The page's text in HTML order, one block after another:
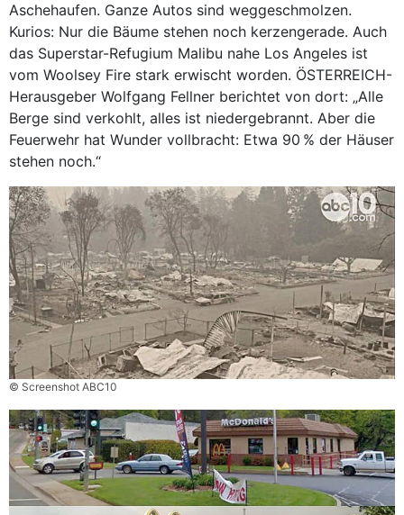
Aschehaufen. Ganze Autos sind weggeschmolzen.
Kurios: Nur die Bäume stehen noch kerzengerade. Auch
das Superstar-Refugium Malibu nahe Los Angeles ist
vom Woolsey Fire stark erwischt worden. ÖSTERREICH-
Herausgeber Wolfgang Fellner berichtet von dort: „Alle
Berge sind verkohlt, alles ist niedergebrannt. Aber die
Feuerwehr hat Wunder vollbracht: Etwa 90 % der Häuser
stehen noch.“
© Screenshot ABC10